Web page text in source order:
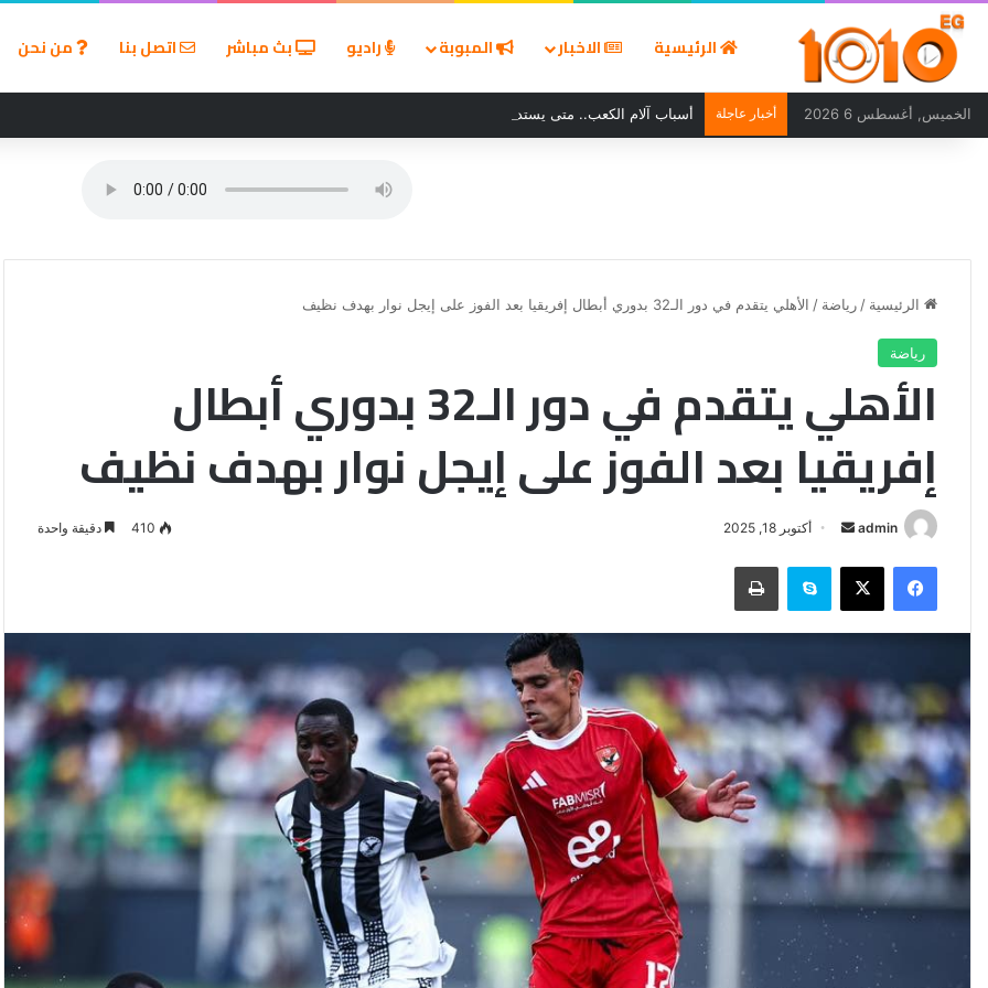
الرئيسية الاخبار المبوبة راديو بث مباشر اتصل بنا من نحن
الخميس, أغسطس 6 2026 أخبار عاجلة أسباب آلام الكعب.. متى يستدعي الألم زيارة الطبيب؟
الرئيسية / رياضة / الأهلي يتقدم في دور الـ32 بدوري أبطال إفريقيا بعد الفوز على إيجل نوار بهدف نظيف
رياضة
الأهلي يتقدم في دور الـ32 بدوري أبطال
إفريقيا بعد الفوز على إيجل نوار بهدف نظيف
admin
أرسل
إلكترونيا
أكتوبر 18, 2025 410 دقيقة واحدة
فيسبوك ‫X سكايب طباعة